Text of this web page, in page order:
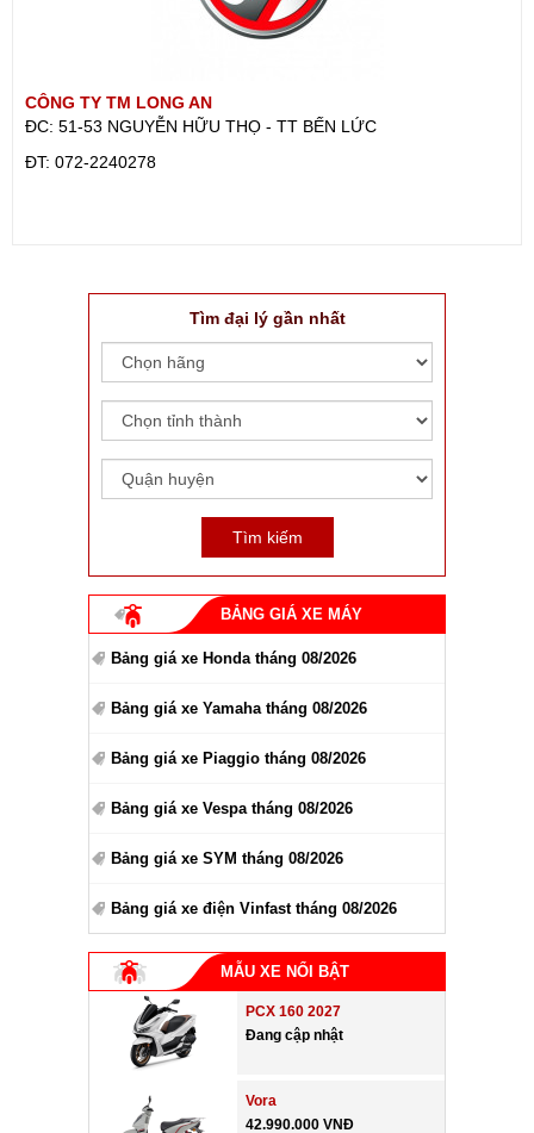
CÔNG TY TM LONG AN
ĐC: 51-53 NGUYỄN HỮU THỌ - TT BẾN LỨC
ÐT: 072-2240278
Tìm đại lý gần nhất
BẢNG GIÁ XE MÁY
Bảng giá xe Honda tháng 08/2026
Bảng giá xe Yamaha tháng 08/2026
Bảng giá xe Piaggio tháng 08/2026
Bảng giá xe Vespa tháng 08/2026
Bảng giá xe SYM tháng 08/2026
Bảng giá xe điện Vinfast tháng 08/2026
MẪU XE NỔI BẬT
PCX 160 2027
Đang cập nhật
Vora
42.990.000 VNĐ